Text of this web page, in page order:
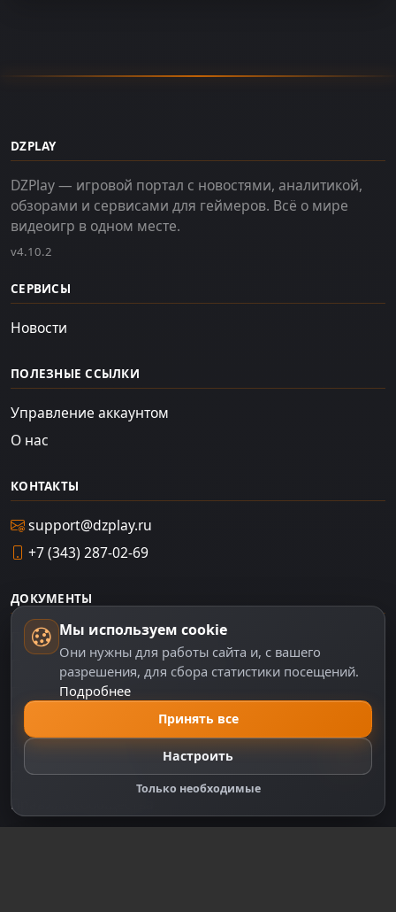
DZPLAY
DZPlay — игровой портал с новостями, аналитикой,
обзорами и сервисами для геймеров. Всё о мире
видеоигр в одном месте.
v4.10.2
СЕРВИСЫ
Новости
ПОЛЕЗНЫЕ ССЫЛКИ
Управление аккаунтом
О нас
КОНТАКТЫ
support@dzplay.ru
+7 (343) 287-02-69
ДОКУМЕНТЫ
Пользовательское соглашение
Политика персональных данных
Правила оплаты
Настройки cookie
Правообладателям
Правила сообщества
Мы используем cookie
Они нужны для работы сайта и, с вашего
разрешения, для сбора статистики посещений.
Подробнее
Принять все
Настроить
Только необходимые